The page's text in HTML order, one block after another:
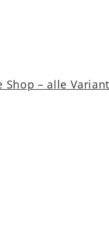
Shop – alle